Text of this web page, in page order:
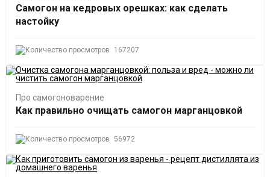
Самогон на кедровых орешках: как сделать
настойку
167207
Про самогоноварение
Как правильно очищать самогон марганцовкой
56972